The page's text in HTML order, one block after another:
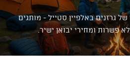
גרזנים באלפיין סטייל - מותגים
פשרות ומחירי יבואן ישיר.